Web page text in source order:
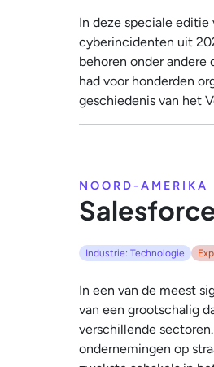
In deze speciale
cyberincidenten uit
behoren onder
had voor honderden
geschiedenis van het
NOORD-AMERIKA
Industrie: Technologie
In een van de meest
van een grootschalig
verschillende
ondernemingen op